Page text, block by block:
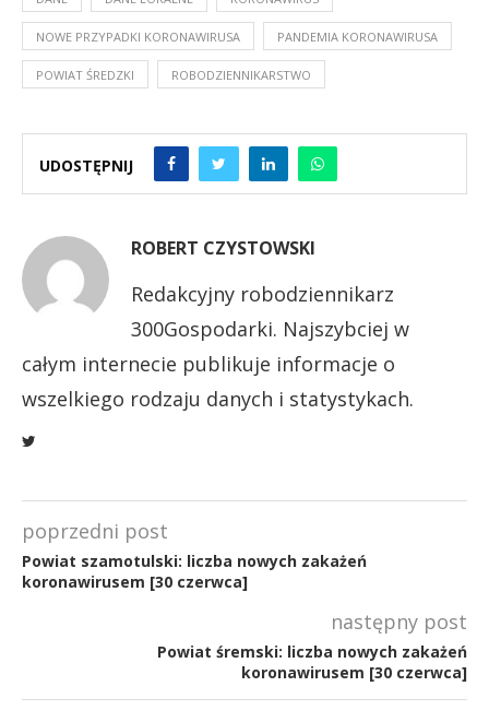
NOWE PRZYPADKI KORONAWIRUSA PANDEMIA KORONAWIRUSA
POWIAT ŚREDZKI ROBODZIENNIKARSTWO
UDOSTĘPNIJ
ROBERT CZYSTOWSKI
Redakcyjny robodziennikarz
300Gospodarki. Najszybciej w
całym internecie publikuje informacje o
wszelkiego rodzaju danych i statystykach.
poprzedni post
Powiat szamotulski: liczba nowych zakażeń
koronawirusem [30 czerwca]
następny post
Powiat śremski: liczba nowych zakażeń
koronawirusem [30 czerwca]